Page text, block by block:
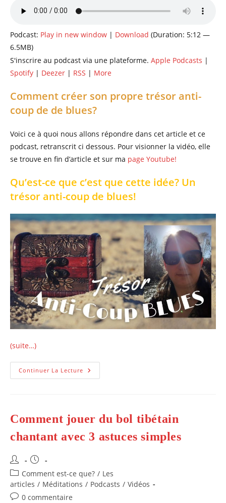
publication :
Podcast: Play in new window | Download (Duration: 5:12 —
6.5MB)
S'inscrire au podcast via une plateforme. Apple Podcasts |
Spotify | Deezer | RSS | More
Comment créer son propre trésor anti-
coup de de blues?
Voici ce à quoi nous allons répondre dans cet article et ce
podcast, retranscrit ci dessous. Pour visionner la vidéo, elle
se trouve en fin d’article et sur ma page Youtube!
Qu’est-ce que c’est que cette idée? Un
trésor anti-coup de blues!
(suite…)
Continuer La Lecture Comment
Créer
De
Comment jouer du bol tibétain
chantant avec 3 astuces simples
Auteur/autrice
de
la
publication :
Publication
publiée :
Post
category:
Comment est-ce que? / Les
articles / Méditations / Podcasts / Vidéos
Commentaires
0 commentaire